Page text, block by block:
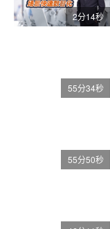
2分14秒
55分34秒
55分50秒